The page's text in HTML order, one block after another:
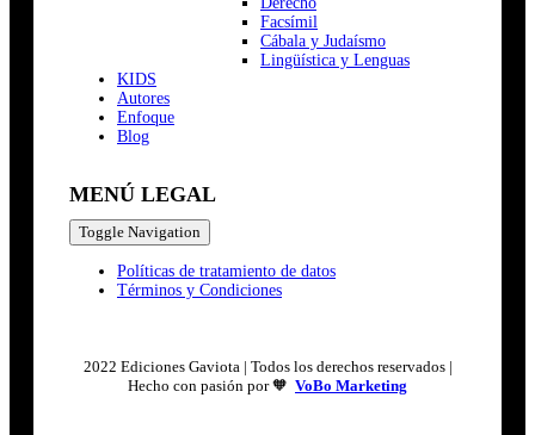
Facsímil
Cábala y Judaísmo
Lingüística y Lenguas
KIDS
Autores
Enfoque
Blog
MENÚ LEGAL
Toggle Navigation
Políticas de tratamiento de datos
Términos y Condiciones
2022 Ediciones Gaviota | Todos los derechos reservados |
Hecho con pasión por 🧡 VoBo Marketing